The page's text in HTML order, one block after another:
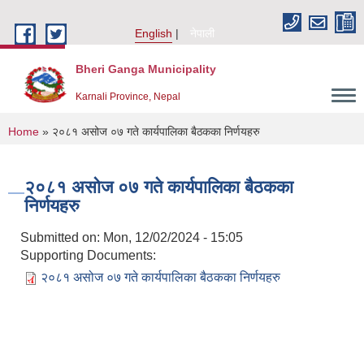
English
नेपाली
Bheri Ganga Municipality
Karnali Province, Nepal
You are here
Home » २०८१ असोज ०७ गते कार्यपालिका बैठकका निर्णयहरु
२०८१ असोज ०७ गते कार्यपालिका बैठकका
निर्णयहरु
Submitted on: Mon, 12/02/2024 - 15:05
Supporting Documents:
२०८१ असोज ०७ गते कार्यपालिका बैठकका निर्णयहरु